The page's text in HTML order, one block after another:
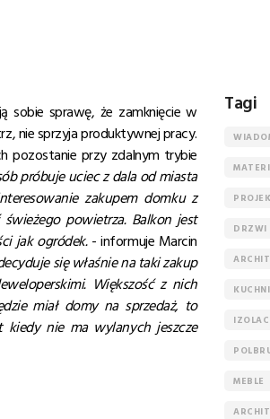
sobie sprawę, że zamknięcie w
nie sprzyja produktywnej pracy.
pozostanie przy zdalnym trybie
próbuje uciec z dala od miasta
zakupem domku z
powietrza. Balkon jest
jak ogródek.- informuje Marcin
się właśnie na taki zakup
Większość z nich
miał domy na sprzedaż, to
nie ma wylanych jeszcze
Tagi
DRZWI
MEBLE